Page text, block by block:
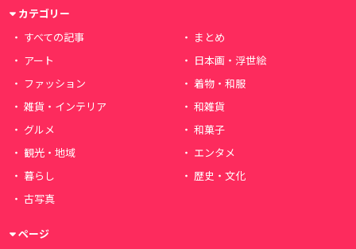
カテゴリー
すべての記事
まとめ
アート
日本画・浮世絵
ファッション
着物・和服
雑貨・インテリア
和雑貨
グルメ
和菓子
観光・地域
エンタメ
暮らし
歴史・文化
古写真
ページ